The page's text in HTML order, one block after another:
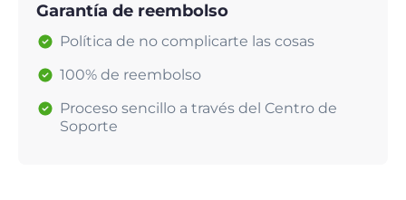
Garantía de reembolso
Política de no complicarte las cosas
100% de reembolso
Proceso sencillo a través del Centro de
Soporte